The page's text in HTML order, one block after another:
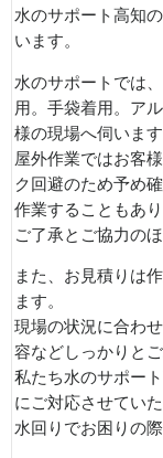
水のサポート高知
います。
水のサポートでは
用。手袋着用。ア
様の現場へ伺います
屋外作業ではお客
ク回避のため予め
作業することもあり
ご了承とご協力の
また、お見積りは
ます。
現場の状況に合わ
容などしっかりと
私たち水のサポー
にご対応させてい
水回りでお困りの